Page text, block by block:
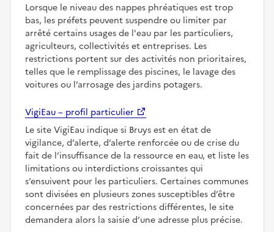
Lorsque le niveau des nappes phréatiques est trop
bas, les préfets peuvent suspendre ou limiter par
arrêté certains usages de l'eau par les particuliers,
agriculteurs, collectivités et entreprises. Les
restrictions portent sur des activités non prioritaires,
telles que le remplissage des piscines, le lavage des
voitures ou l’arrosage des jardins potagers.
VigiEau – profil particulier
Le site VigiEau indique si Bruys est en état de
vigilance, d’alerte, d’alerte renforcée ou de crise du
fait de l’insuffisance de la ressource en eau, et liste les
limitations ou interdictions croissantes qui
s’ensuivent pour les particuliers. Certaines communes
sont divisées en plusieurs zones susceptibles d’être
concernées par des restrictions différentes, le site
demandera alors la saisie d’une adresse plus précise.